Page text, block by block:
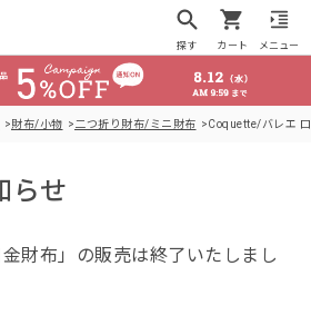
探す カート メニュー
財布/小物 二つ折り財布/ミニ財布 Coquette/バレエ
らせ
財布」の販売は終了いたしまし